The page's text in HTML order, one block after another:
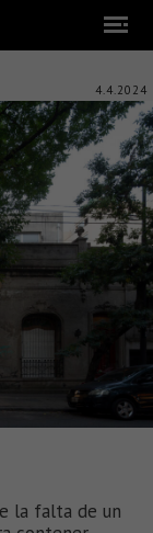
4.4.2024
la falta de un